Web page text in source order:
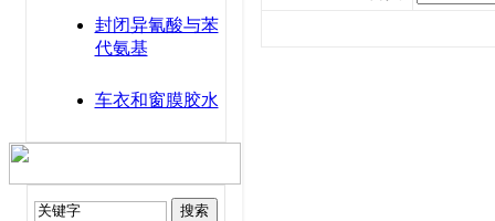
封闭异氰酸与苯
代氨基
车衣和窗膜胶水